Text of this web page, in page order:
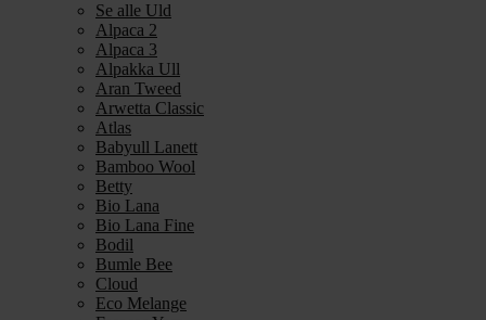
Se alle Uld
Alpaca 2
Alpaca 3
Alpakka Ull
Aran Tweed
Arwetta Classic
Atlas
Babyull Lanett
Bamboo Wool
Betty
Bio Lana
Bio Lana Fine
Bodil
Bumle Bee
Cloud
Eco Melange